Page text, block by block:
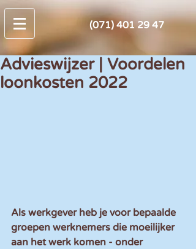
(071) 401 29 47
Advieswijzer | Voordelen
loonkosten 2022
Als werkgever heb je voor bepaalde
groepen werknemers die moeilijker
aan het werk komen - onder